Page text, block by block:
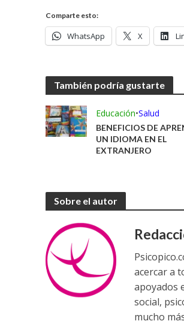
Comparte esto:
WhatsApp X
También podría gustarte
Educación•Salud
BENEFICIOS DE
UN IDIOMA EN EL
EXTRANJERO
Sobre el autor
acercar a
apoyados
social,
mucho